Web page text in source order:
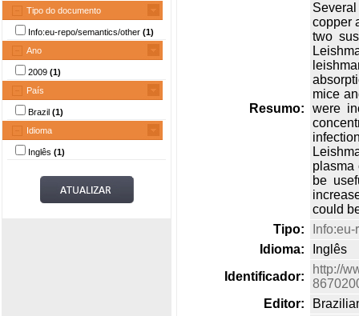
Tipo do documento
Info:eu-repo/semantics/other (1)
Ano
2009 (1)
País
Brazil (1)
Idioma
Inglês (1)
Resumo:
copper
two
mice
were
plasma
be
could
Tipo:
Idioma:
Inglês
Identificador:
http://
Editor: